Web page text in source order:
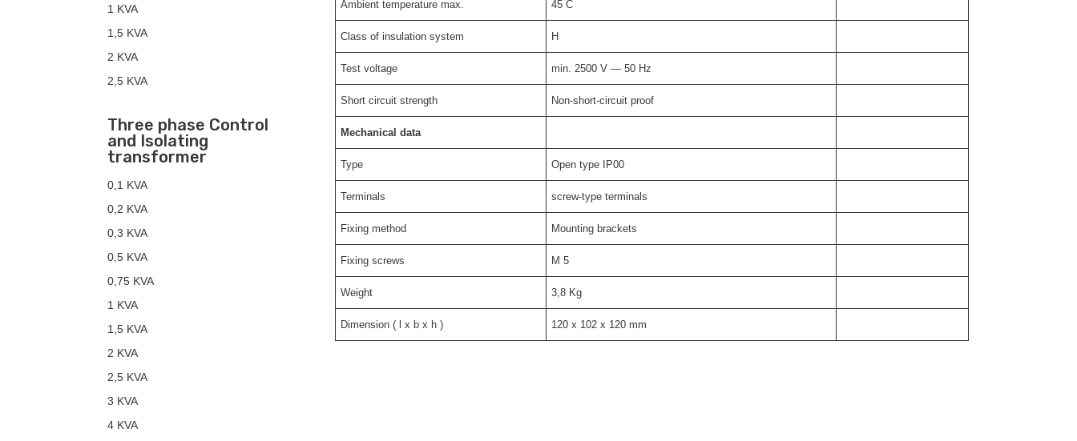
1 KVA
1,5 KVA
2 KVA
2,5 KVA
Three phase Control
and Isolating
transformer
0,1 KVA
0,2 KVA
0,3 KVA
0,5 KVA
0,75 KVA
1 KVA
1,5 KVA
2 KVA
2,5 KVA
3 KVA
4 KVA
Ambient temperature max. 45 C
Class of insulation system H
Test voltage min. 2500 V — 50 Hz
Short circuit strength Non-short-circuit proof
Mechanical data
Type Open type IP00
Terminals screw-type terminals
Fixing method Mounting brackets
Fixing screws M 5
Weight 3,8 Kg
Dimension ( l x b x h ) 120 x 102 x 120 mm